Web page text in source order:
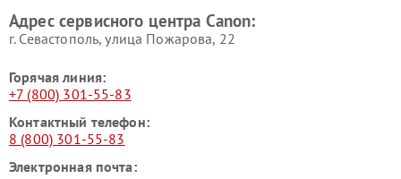
Адрес сервисного центра Canon:
г. Севастополь, улица Пожарова, 22
Горячая линия:
+7 (800) 301-55-83
Контактный телефон:
8 (800) 301-55-83
Электронная почта: